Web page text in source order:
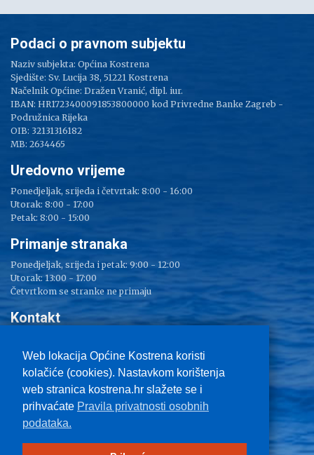
Web lokacija Općine Kostrena koristi
kolačiće (cookies). Nastavkom korištenja
web stranica kostrena.hr slažete se i
prihvaćate Pravila privatnosti osobnih
podataka.
Podaci o pravnom subjektu
Naziv subjekta: Općina Kostrena
Sjedište: Sv. Lucija 38, 51221 Kostrena
Načelnik Općine: Dražen Vranić, dipl. iur.
IBAN: HR1723400091853800000 kod Privredne Banke Zagreb -
Podružnica Rijeka
OIB: 32131316182
MB: 2634465
Uredovno vrijeme
Ponedjeljak, srijeda i četvrtak: 8:00 - 16:00
Utorak: 8:00 - 17:00
Petak: 8:00 - 15:00
Primanje stranaka
Ponedjeljak, srijeda i petak: 9:00 - 12:00
Utorak: 13:00 - 17:00
Četvrtkom se stranke ne primaju
Kontakt
Tel: 051/ 209 000
Fax: 051/ 289 400
E-mail:kostrena@kostrena.hr
Kontakt informacije
Uvjeti korištenja
Pravo na pristup informacijama
Zaštita privatnosti